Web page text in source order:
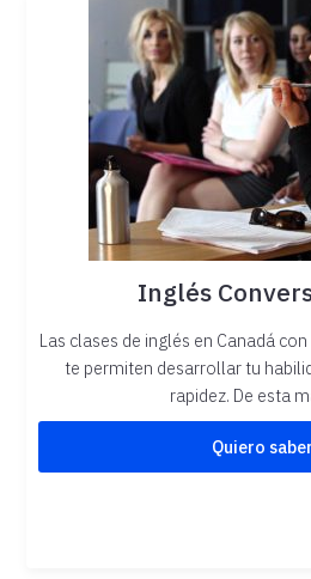
Inglés
Las clases de inglés en Canadá
te permiten desarrollar tu
rapidez. De esta
Quiero